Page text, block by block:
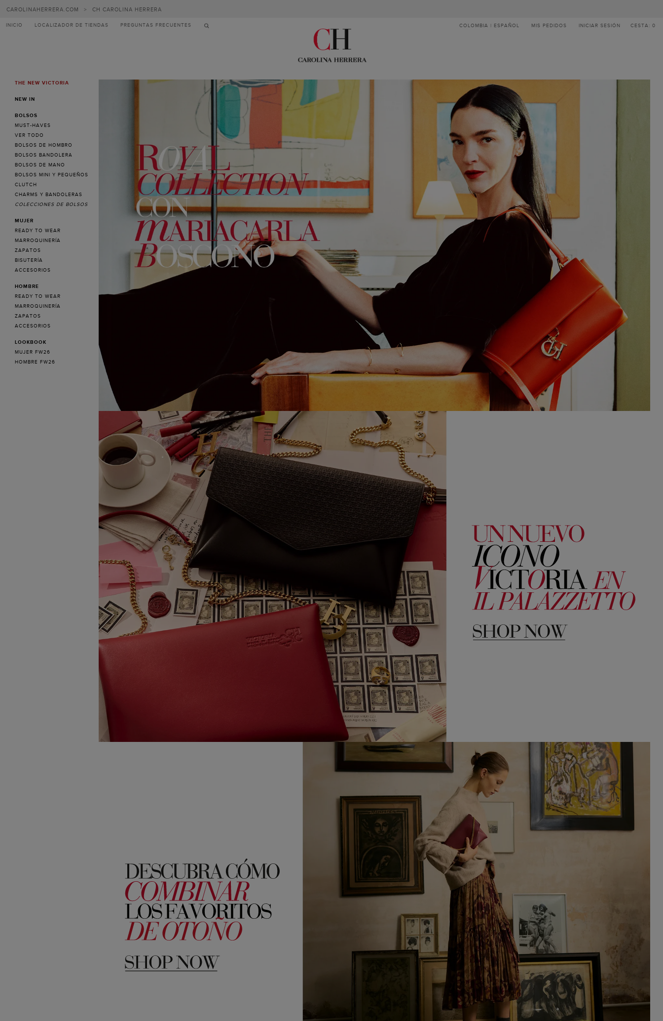
Carolina
Herrera
CAROLINAHERRERA.COM > CH CAROLINA HERRERA
INICIO LOCALIZADOR DE TIENDAS PREGUNTAS FRECUENTES COLOMBIA | ESPAÑOL MIS PEDIDOS INICIAR SESIÓN CESTA: 0
MENUTHE NEW VICTORIA
NEW IN
BOLSOS
MUST-HAVES
VER TODO
BOLSOS DE HOMBRO
BOLSOS BANDOLERA
BOLSOS DE MANO
BOLSOS MINI Y PEQUEÑOS
CLUTCH
CHARMS Y BANDOLERAS
COLECCIONES DE BOLSOS
MUJER
READY TO WEAR
MARROQUINERÍA
ZAPATOS
BISUTERÍA
ACCESORIOS
HOMBRE
READY TO WEAR
MARROQUINERÍA
ZAPATOS
ACCESORIOS
LOOKBOOK
MUJER FW26
HOMBRE FW26